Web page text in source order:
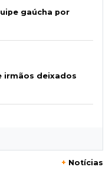
gaúcha por
irmãos deixados
+ Notícias